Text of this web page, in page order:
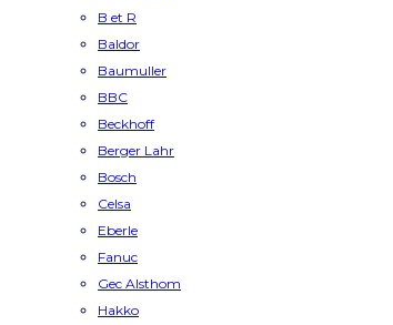
B et R
Baldor
Baumuller
BBC
Beckhoff
Berger Lahr
Bosch
Celsa
Eberle
Fanuc
Gec Alsthom
Hakko